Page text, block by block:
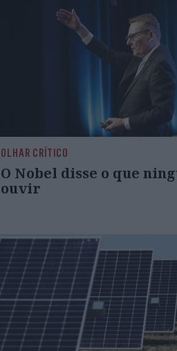
OLHAR CRÍTICO
O Nobel disse o que
ouvir